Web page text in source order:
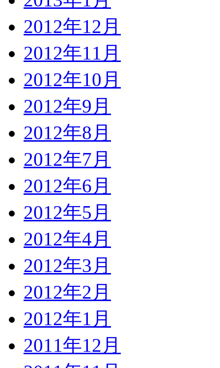
2012年12月
2012年11月
2012年10月
2012年9月
2012年8月
2012年7月
2012年6月
2012年5月
2012年4月
2012年3月
2012年2月
2012年1月
2011年12月